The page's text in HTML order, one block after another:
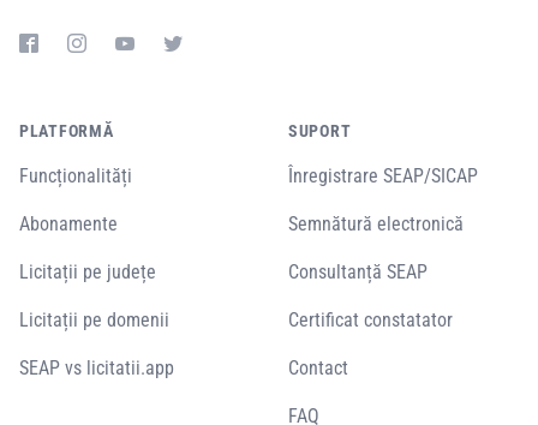
PLATFORMĂ
Funcționalități
Abonamente
Licitații pe județe
Licitații pe domenii
SEAP vs licitatii.app
SUPORT
Înregistrare SEAP/SICAP
Semnătură electronică
Consultanță SEAP
Certificat constatator
Contact
FAQ